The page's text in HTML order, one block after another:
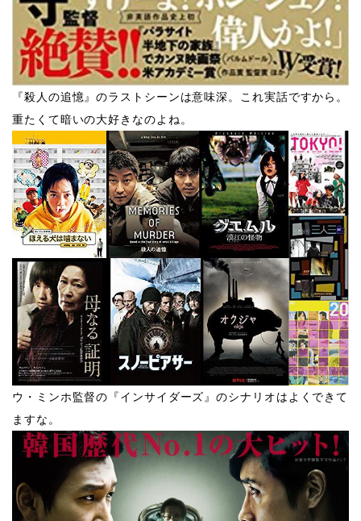
『殺人の追憶』のラストシーンは意味深。これ実話ですから。​
重たくて暗いの大好きなのよね。
​ウ・ミンホ監督の『インサイダーズ』のシナリオはよくできて
ますな。